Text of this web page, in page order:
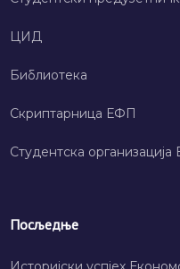
ЦИД
Библиотека
Скриптарница ЕФП
Студентска
Посљедње